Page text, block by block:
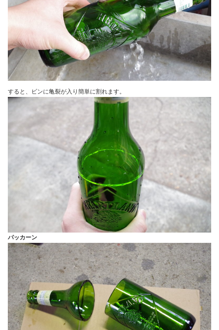
すると、ビンに亀裂が入り簡単に割れます。
パッカーン